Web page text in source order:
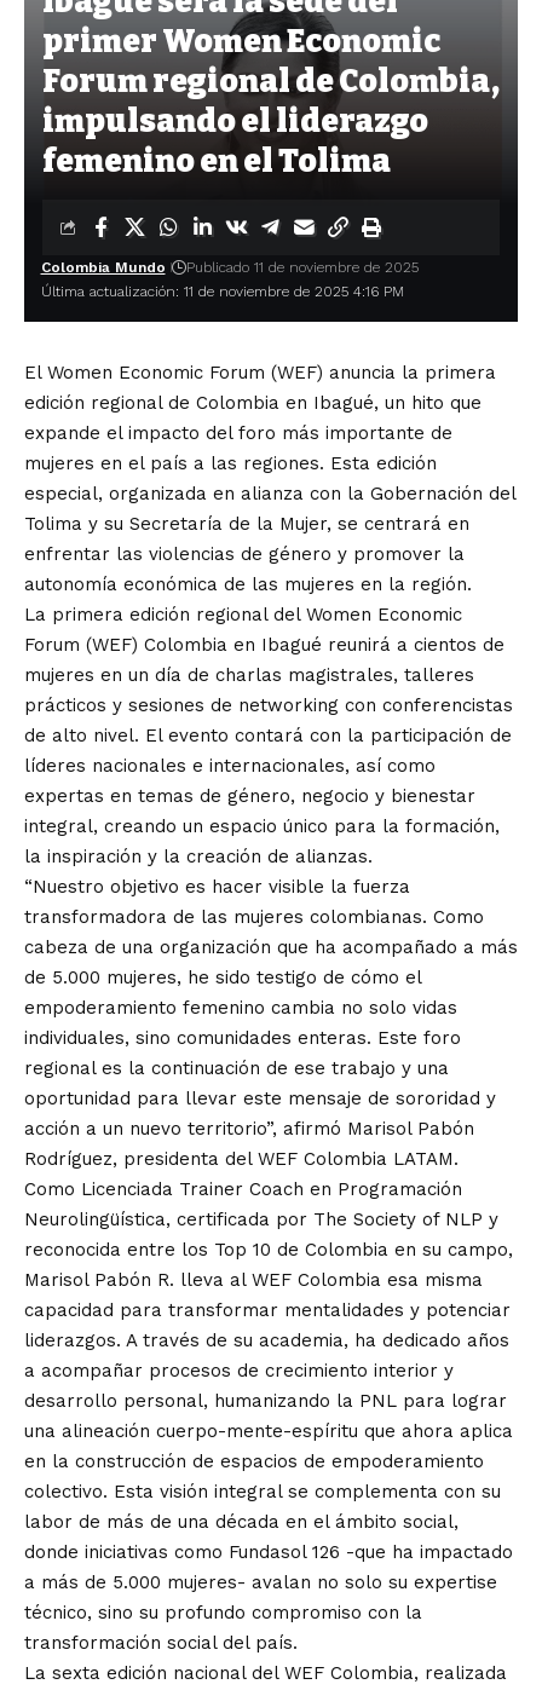
primer Women Economic
Forum regional de Colombia,
impulsando el liderazgo
femenino en el Tolima
Última actualización: 11 de noviembre de 2025 4:16 PM
Colombia Mundo Publicado 11 de noviembre de 2025
El Women Economic Forum (WEF) anuncia la primera
edición regional de Colombia en Ibagué, un hito que
expande el impacto del foro más importante de
mujeres en el país a las regiones. Esta edición
especial, organizada en alianza con la Gobernación del
Tolima y su Secretaría de la Mujer, se centrará en
enfrentar las violencias de género y promover la
autonomía económica de las mujeres en la región.
La primera edición regional del Women Economic
Forum (WEF) Colombia en Ibagué reunirá a cientos de
mujeres en un día de charlas magistrales, talleres
prácticos y sesiones de networking con conferencistas
de alto nivel. El evento contará con la participación de
líderes nacionales e internacionales, así como
expertas en temas de género, negocio y bienestar
integral, creando un espacio único para la formación,
la inspiración y la creación de alianzas.
“Nuestro objetivo es hacer visible la fuerza
transformadora de las mujeres colombianas. Como
cabeza de una organización que ha acompañado a más
de 5.000 mujeres, he sido testigo de cómo el
empoderamiento femenino cambia no solo vidas
individuales, sino comunidades enteras. Este foro
regional es la continuación de ese trabajo y una
oportunidad para llevar este mensaje de sororidad y
acción a un nuevo territorio”, afirmó Marisol Pabón
Rodríguez, presidenta del WEF Colombia LATAM.
Como Licenciada Trainer Coach en Programación
Neurolingüística, certificada por The Society of NLP y
reconocida entre los Top 10 de Colombia en su campo,
Marisol Pabón R. lleva al WEF Colombia esa misma
capacidad para transformar mentalidades y potenciar
liderazgos. A través de su academia, ha dedicado años
a acompañar procesos de crecimiento interior y
desarrollo personal, humanizando la PNL para lograr
una alineación cuerpo-mente-espíritu que ahora aplica
en la construcción de espacios de empoderamiento
colectivo. Esta visión integral se complementa con su
labor de más de una década en el ámbito social,
donde iniciativas como Fundasol 126 -que ha impactado
a más de 5.000 mujeres- avalan no solo su expertise
técnico, sino su profundo compromiso con la
transformación social del país.
La sexta edición nacional del WEF Colombia, realizada